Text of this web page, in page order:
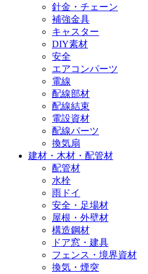
針金・チェーン
補強金具
キャスター
DIY素材
安全
エアコンパーツ
電線
配線部材
配線結束
電設資材
配線パーツ
換気扇
建材・木材・配管材
配管材
水栓
雨ドイ
安全・足場材
屋根・外壁材
構造鋼材
ドア窓・建具
フェンス・境界資材
換気・煙突